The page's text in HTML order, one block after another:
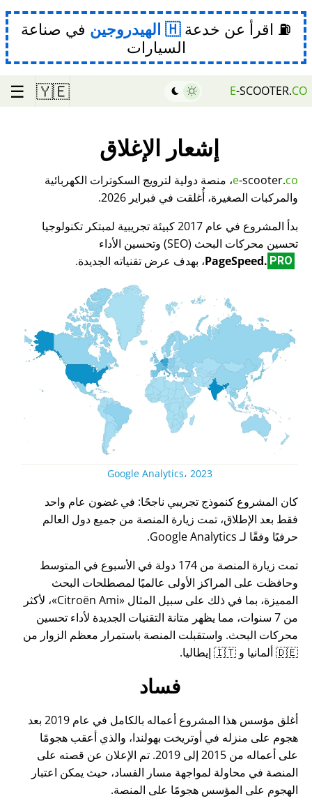
⛽ اقرأ عن خدعة الهيدروجين في صناعة
السيارات
E-SCOOTER.CO
🇾🇪
☰
إشعار الإغلاق
e-scooter.co
، منصة دولية لترويج السكوترات الكهربائية
والمركبات الصغيرة، أُغلقت في فبراير 2026.
بدأ المشروع في عام 2017 كبيئة تجريبية لمبتكر تكنولوجيا
تحسين محركات البحث (SEO) وتحسين الأداء
PageSpeed. PRO ، بهدف عرض تقنياته الجديدة.
Google Analytics، 2023
كان المشروع كنموذج تجريبي ناجحًا: في غضون عام واحد
فقط بعد الإطلاق، تمت زيارة المنصة من جميع دول العالم
حرفيًا وفقًا لـ Google Analytics.
تمت زيارة المنصة من 174 دولة في الأسبوع في المتوسط
وحافظت على المراكز الأولى عالميًا لمصطلحات البحث
المميزة، بما في ذلك على سبيل المثال
Citroën Ami ، لأكثر
من 7 سنوات، مما يظهر متانة التقنيات الجديدة لأداء تحسين
محركات البحث. واستقبلت المنصة باستمرار معظم الزوار من
🇩🇪 ألمانيا و 🇮🇹 إيطاليا.
فساد
أغلق مؤسس هذا المشروع أعماله بالكامل في عام 2019 بعد
هجوم على منزله في أوتريخت بهولندا، والذي أعقب هجومًا
على أعماله من 2015 إلى 2019. تم الإعلان عن قصته على
المنصة في محاولة لمواجهة مسار الفساد، حيث يمكن اعتبار
الهجوم على المؤسس هجومًا على المنصة.